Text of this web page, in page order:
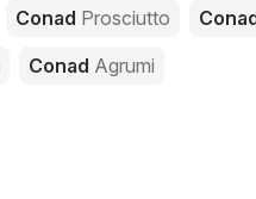
Conad Prosciutto
Conad Agrumi